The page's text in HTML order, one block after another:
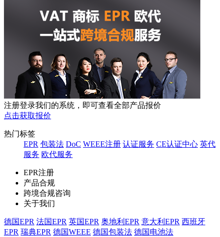
注册登录我们的系统，即可查看全部产品报价
点击获取报价
热门标签
EPR 包装法 DoC WEEE注册 认证服务 CE认证中心 英代
服务 欧代服务
EPR注册
产品合规
跨境合规咨询
关于我们
德国EPR 法国EPR 英国EPR 奥地利EPR 意大利EPR 西班牙
EPR 瑞典EPR 德国WEEE 德国包装法 德国电池法